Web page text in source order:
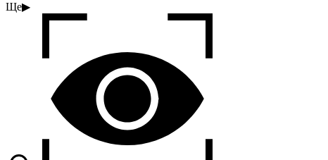
Ще▶